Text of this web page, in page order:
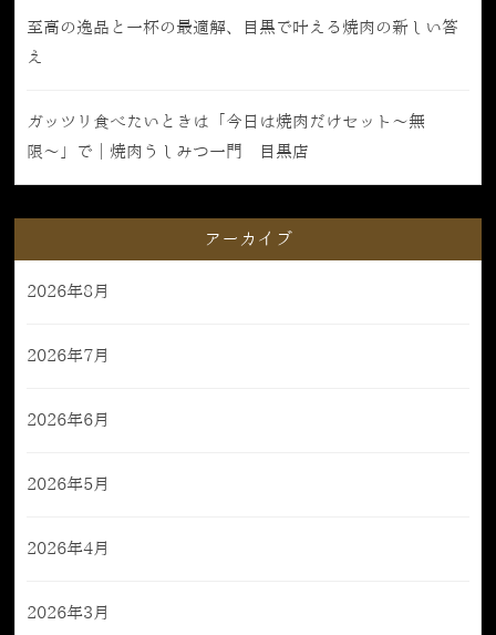
至高の逸品と一杯の最適解、目黒で叶える焼肉の新しい答
え
ガッツリ食べたいときは「今日は焼肉だけセット〜無
限〜」で｜焼肉うしみつ一門 目黒店
アーカイブ
2026年8月
2026年7月
2026年6月
2026年5月
2026年4月
2026年3月